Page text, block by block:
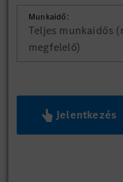
Munkaidő:
Teljes munkaidős
megfelelő)
Jelentkezés